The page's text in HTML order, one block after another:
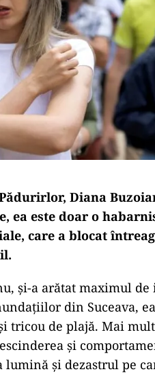
Diana
este doar o
care a blocat
și-a arătat maximul
din Suceava,
tricou de plajă. Mai
și
lumină și dezastrul pe